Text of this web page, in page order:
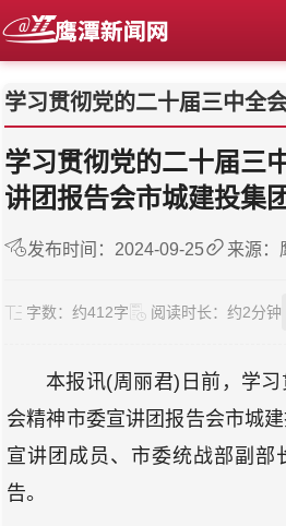
学习贯彻党的二十届三中全
学习贯彻党的二十届三
讲团报告会市城建投集
发布时间：2024-09-25 来源：
字数： 约412字 阅读时长： 约2分钟
本报讯(周丽君)日前，学
会精神市委宣讲团报告会市城
宣讲团成员、市委统战部副部
告。